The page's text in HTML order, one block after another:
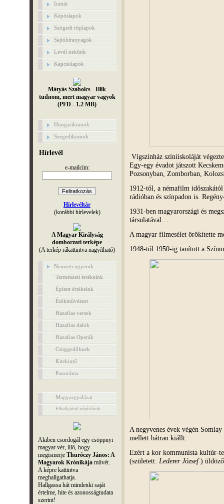
Irattár
Képöslapok
Szögedi röplapok
Sajtóhíranyagok
Levél nekünk
Kapcsolapok
Mátyás Szabolcs - Illik
tudnom, mert magyar vagyok
(PFD - 1.2 MB)
Hungarikumok
Szegedikumok
Hírlevél
e-mailcím:
Hírlevéltár
(korábbi hírlevelek)
A Magyar Királyság
domborzati terképe
(A terkép rákattintva nagyítható)
Nemzeti ügyeink
Természeti értékeink
Épített értékeink
Étökművészet
Hazafias versek
Hazafias dalok
Hazafias Operák
Csüggedőknek
Kitekintő
Panoráma
Magyargyalázat
Elhallgatott népírtások
Akiben csordogál egy csöppnyi
magyar vér, illő, hogy
megismerje Thuróczy János: A
Magyarok Krónikájaművét.
A képre kattintva
meghallgathatja.
Hallgassa hát mindenki saját
értelme, hite és azonosságtudata
szerint!
Vígszínház színiiskoláját
Egy-egy évadot játszott
Pozsonyban, Zomborban,
1912-től, a némafilm
rádióban és színpadon is.
1931-ben magyarországi és
társulatával…
A magyar filmesélet örökítette
1948-tól 1950-ig tanított a
A negyvenes évek végén
mellett bátran kiállt.
Ezért a kor kommunista kultúr-
(született: Lederer József)